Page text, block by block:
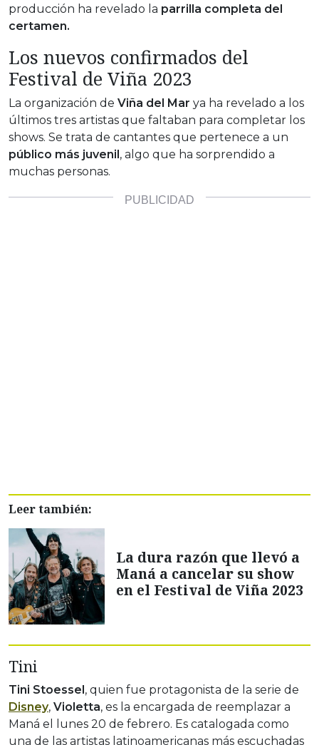
producción ha revelado la parrilla completa del
certamen.
Los nuevos confirmados del
Festival de Viña 2023
La organización de Viña del Mar ya ha revelado a los
últimos tres artistas que faltaban para completar los
shows. Se trata de cantantes que pertenece a un
público más juvenil , algo que ha sorprendido a
muchas personas.
Leer también:
La dura razón que llevó a
Maná a cancelar su show
en el Festival de Viña 2023
Tini
Tini Stoessel , quien fue protagonista de la serie de
Disney, Violetta, es la encargada de reemplazar a
Maná el lunes 20 de febrero. Es catalogada como
una de las artistas latinoamericanas más escuchadas